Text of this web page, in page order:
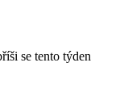
se tento týden